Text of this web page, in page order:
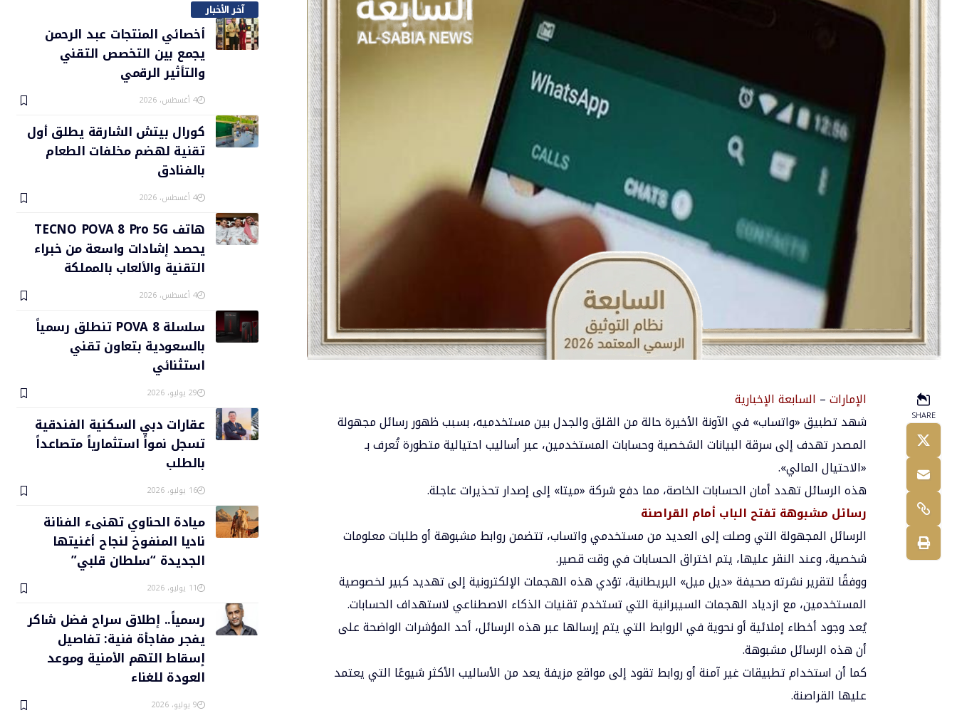
SHARE
الإمارات– السابعة الإخبارية
شهد تطبيق «واتساب» في الآونة الأخيرة حالة من القلق والجدل بين مستخدميه، بسبب ظهور رسائل مجهولة
المصدر تهدف إلى سرقة البيانات الشخصية وحسابات المستخدمين، عبر أساليب احتيالية متطورة تُعرف بـ
«الاحتيال المالي».
هذه الرسائل تهدد أمان الحسابات الخاصة، مما دفع شركة «ميتا» إلى إصدار تحذيرات عاجلة.
رسائل مشبوهة تفتح الباب أمام القراصنة
الرسائل المجهولة التي وصلت إلى العديد من مستخدمي واتساب، تتضمن روابط مشبوهة أو طلبات معلومات
شخصية، وعند النقر عليها، يتم اختراق الحسابات في وقت قصير.
ووفقًا لتقرير نشرته صحيفة «ديل ميل» البريطانية، تؤدي هذه الهجمات الإلكترونية إلى تهديد كبير لخصوصية
المستخدمين، مع ازدياد الهجمات السيبرانية التي تستخدم تقنيات الذكاء الاصطناعي لاستهداف الحسابات.
يُعد وجود أخطاء إملائية أو نحوية في الروابط التي يتم إرسالها عبر هذه الرسائل، أحد المؤشرات الواضحة على
أن هذه الرسائل مشبوهة.
كما أن استخدام تطبيقات غير آمنة أو روابط تقود إلى مواقع مزيفة يعد من الأساليب الأكثر شيوعًا التي يعتمد
عليها القراصنة.
آخر الأخبار
أخصائي المنتجات عبد الرحمن
يجمع بين التخصص التقني
والتأثير الرقمي
4 أغسطس، 2026
كورال بيتش الشارقة يطلق أول
تقنية لهضم مخلفات الطعام
بالفنادق
4 أغسطس، 2026
هاتف TECNO POVA 8 Pro 5G
يحصد إشادات واسعة من خبراء
التقنية والألعاب بالمملكة
4 أغسطس، 2026
سلسلة POVA 8 تنطلق رسمياً
بالسعودية بتعاون تقني
استثنائي
29 يوليو، 2026
عقارات دبي السكنية الفندقية
تسجل نمواً استثمارياً متصاعداً
بالطلب
16 يوليو، 2026
ميادة الحناوي تهنىء الفنانة
ناديا المنفوخ لنجاح أغنيتها
الجديدة “سلطان قلبي”
11 يوليو، 2026
رسمياً.. إطلاق سراح فضل شاكر
يفجر مفاجأة فنية: تفاصيل
إسقاط التهم الأمنية وموعد
العودة للغناء
9 يوليو، 2026